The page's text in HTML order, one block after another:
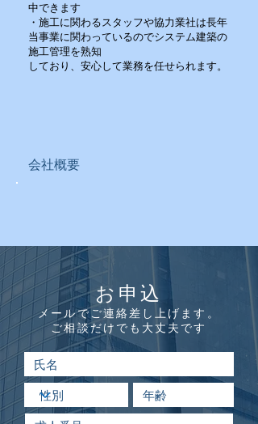
中できます
・施工に関わるスタッフや協力業社は長年
当事業に関わっているのでシステム建築の
施工管理を熟知
しており、安心して業務を任せられます。
​会社概要
お申込
​メールでご連絡差し上げます。
ご相談だけでも大丈夫です